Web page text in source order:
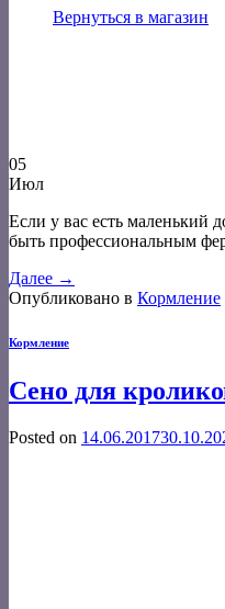
Вернуться в магазин
05
Июл
Если у вас есть маленький
быть профессиональным
Далее →
Опубликовано в Кормление
Кормление
Сено для
Posted on 14.06.2017